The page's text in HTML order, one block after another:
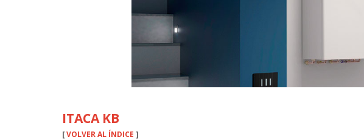
ITACA KB
[VOLVER AL ÍNDICE ]